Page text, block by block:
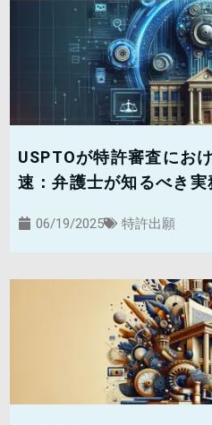
USPTOが特許審査にお
速：弁護士が知るべき実
06/19/2025 特許出願